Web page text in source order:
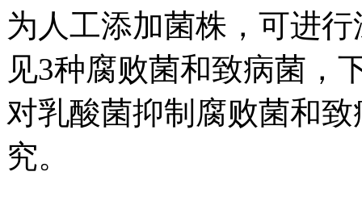
为人工添加菌株，可进
见3种腐败菌和致病菌，
对乳酸菌抑制腐败菌和
究。